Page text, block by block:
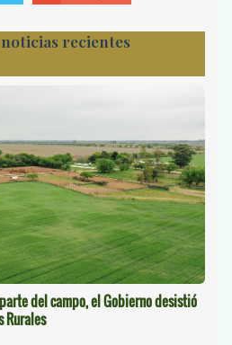
recientes
del campo, el Gobierno desistió
Rurales